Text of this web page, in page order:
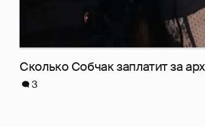
Сколько Собчак заплатит за
3